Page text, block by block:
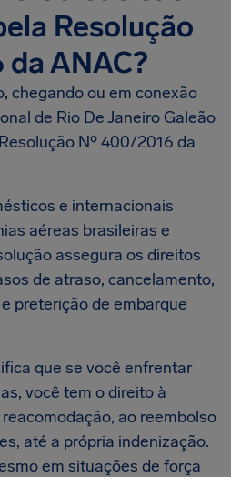
Resolução
da ANAC?
chegando ou em conexão
de Rio De Janeiro Galeão
Nº 400/2016 da
e internacionais
aéreas brasileiras e
assegura os direitos
de atraso, cancelamento,
preterição de embarque
que se você enfrentar
você tem o direito à
ao reembolso
até a própria indenização.
em situações de força